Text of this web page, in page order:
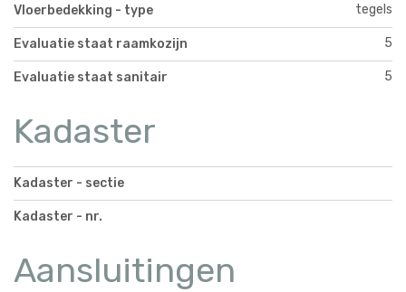
Vloerbedekking - type tegels
Evaluatie staat raamkozijn 5
Evaluatie staat sanitair 5
Kadaster
Kadaster - sectie
Kadaster - nr.
Aansluitingen